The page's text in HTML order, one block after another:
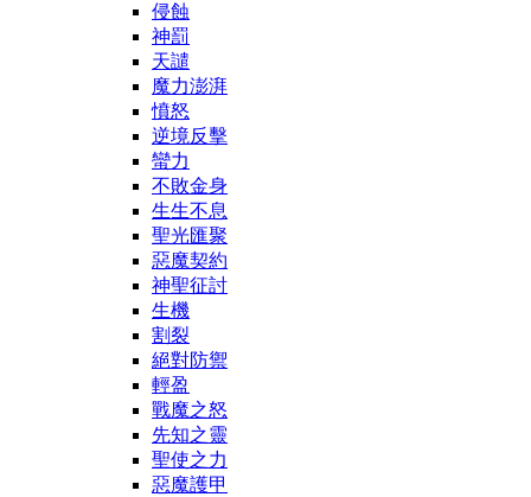
侵蝕
神罰
天譴
魔力澎湃
憤怒
逆境反擊
蠻力
不敗金身
生生不息
聖光匯聚
惡魔契約
神聖征討
生機
割裂
絕對防禦
輕盈
戰魔之怒
先知之靈
聖使之力
惡魔護甲